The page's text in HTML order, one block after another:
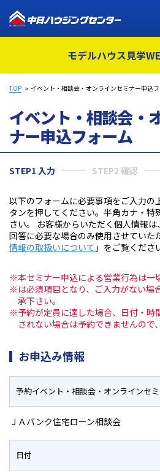
モデルハウス見学
TOP イベント・相談会・オンラインセミナー申込
イベント・相談会・
ナー申込フォーム
STEP1 入力 STEP2 確認
以下のフォームに必要事項をご入力の
タンを押してください。半角カナ・特
さい。 お客様からいただく個人情報
回答に必要な場合のみ使用させていた
情報の取扱いについて 」をご覧くださ
※本セミナー申込による営業行為は一
※は必須項目となり、ご入力がない場
承下さい。
※予約が定員に達した場合、日付・時
されない場合は予約できませんので
お申込み情報
予約イベント・相談会・ オンラインセ
ＪＡバンク住宅ローン相談会
日付